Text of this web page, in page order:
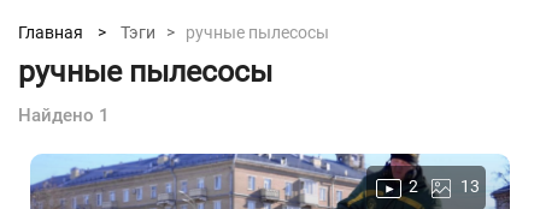
Главная > Тэги > ручные пылесосы
ручные пылесосы
Найдено 1
2 13